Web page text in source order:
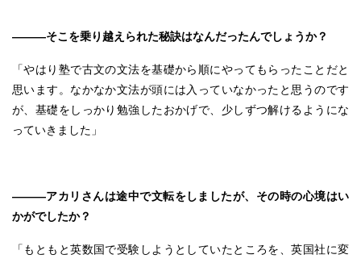
———そこを乗り越えられた秘訣はなんだったんでしょうか？
「やはり塾で古文の文法を基礎から順にやってもらったことだと
思います。なかなか文法が頭には入っていなかったと思うのです
が、基礎をしっかり勉強したおかげで、少しずつ解けるようにな
っていきました」
———アカリさんは途中で文転をしましたが、その時の心境はい
かがでしたか？
「もともと英数国で受験しようとしていたところを、英国社に変